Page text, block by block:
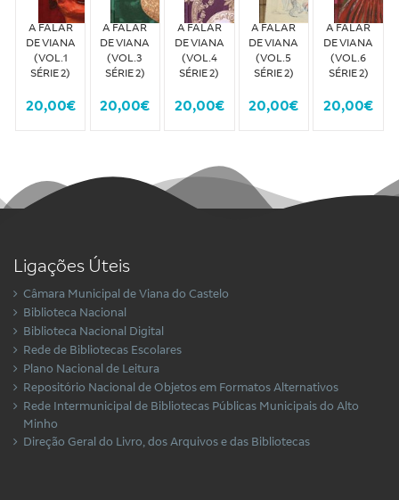
A FALAR
DE VIANA
(VOL.1
SÉRIE 2)
20,00€
A FALAR
DE VIANA
(VOL.3
SÉRIE 2)
20,00€
A FALAR
DE VIANA
(VOL.4
SÉRIE 2)
20,00€
A FALAR
DE VIANA
(VOL.5
SÉRIE 2)
20,00€
A FALAR
DE VIANA
(VOL.6
SÉRIE 2)
20,00€
Ligações Úteis
Câmara Municipal de Viana do Castelo
Biblioteca Nacional
Biblioteca Nacional Digital
Rede de Bibliotecas Escolares
Plano Nacional de Leitura
Repositório Nacional de Objetos em Formatos Alternativos
Rede Intermunicipal de Bibliotecas Públicas Municipais do Alto
Minho
Direção Geral do Livro, dos Arquivos e das Bibliotecas